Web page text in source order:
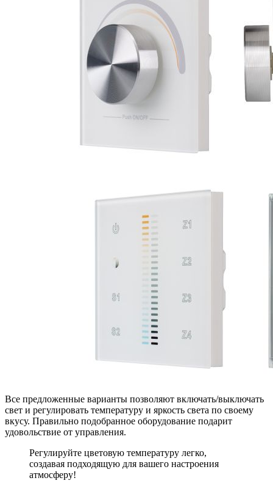
Все предложенные варианты позволяют включать/выключать
свет и регулировать температуру и яркость света по своему
вкусу. Правильно подобранное оборудование подарит
удовольствие от управления.
Регулируйте цветовую температуру легко,
создавая подходящую для вашего настроения
атмосферу!